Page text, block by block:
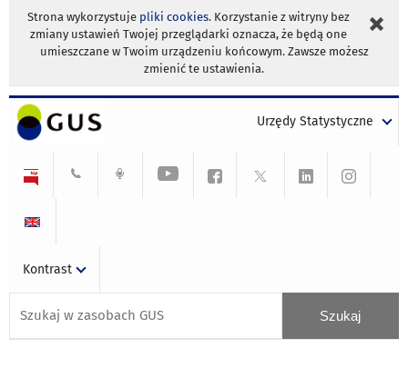
Strona wykorzystuje pliki cookies. Korzystanie z witryny bez
zmiany ustawień Twojej przeglądarki oznacza, że będą one
umieszczane w Twoim urządzeniu końcowym. Zawsze możesz
zmienić te ustawienia.
Urzędy Statystyczne
Kontrast